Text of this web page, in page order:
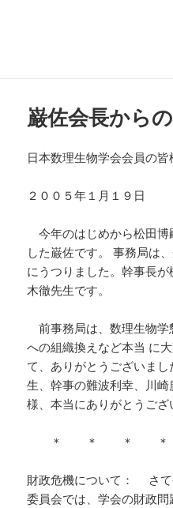
巌佐会長から
日本数理生物学会会員の皆
２００５年１月１９日
今年のはじめから松田博
した巌佐です。 事務局は
にうつりました。幹事長
木徹先生です。
前事務局は、数理生物学
への組織換えなど本当 に
て、ありがとうございま
生、幹事の難波利幸、川
様、本当にありがとうござ
＊ ＊ ＊ ＊
財政危機について： さて
委員会では、学会の財政